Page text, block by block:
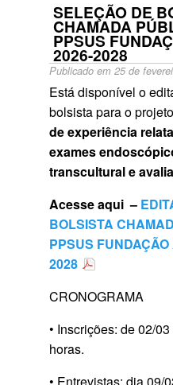
SELEÇÃO DE
CHAMADA
PPSUS
2026-2028
Publicado em 25 de
Está disponível o
bolsista para o
de experiência
exames
transcultural e
Acesse aqui –
BOLSISTA
PPSUS
2028
CRONOGRAMA
• Inscrições: de 02/
horas.